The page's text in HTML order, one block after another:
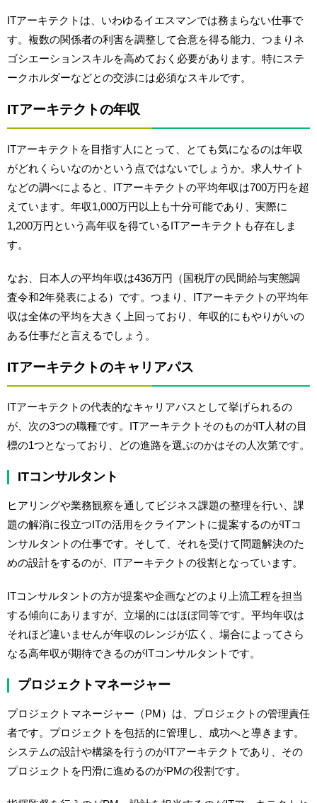
ITアーキテクトは、いわゆるイエスマンでは務まらない仕事で
す。複数の関係者の利害を調整して合意を得る能力、つまりネ
ゴシエーションスキルを高めておく必要があります。特にステ
ークホルダーなどとの交渉には必須なスキルです。
ITアーキテクトの年収
ITアーキテクトを目指す人にとって、とても気になるのは年収
がどれくらいなのかという点ではないでしょうか。求人サイト
などの調べによると、ITアーキテクトの平均年収は700万円を超
えています。年収1,000万円以上も十分可能であり、実際に
1,200万円という高年収を得ているITアーキテクトも存在しま
す。
なお、日本人の平均年収は436万円（国税庁の民間給与実態調
査令和2年発表による）です。つまり、ITアーキテクトの平均年
収は全体の平均を大きく上回っており、年収的にもやりがいの
ある仕事だと言えるでしょう。
ITアーキテクトのキャリアパス
ITアーキテクトの代表的なキャリアパスとして挙げられるの
が、次の3つの職種です。ITアーキテクトそのものがIT人材の目
標の1つとなっており、どの進路を選ぶのかはその人次第です。
ITコンサルタント
ヒアリングや業務観察を通してビジネス課題の整理を行い、課
題の解消に役立つITの活用をクライアントに提案するのがITコ
ンサルタントの仕事です。そして、それを受けて問題解決のた
めの設計をするのが、ITアーキテクトの役割となっています。
ITコンサルタントの方が提案や企画などのより上流工程を担当
する傾向にありますが、立場的にはほぼ同等です。平均年収は
それほど違いませんが年収のレンジが広く、場合によってさら
なる高年収が期待できるのがITコンサルタントです。
プロジェクトマネージャー
プロジェクトマネージャー（PM）は、プロジェクトの管理責任
者です。プロジェクトを包括的に管理し、成功へと導きます。
システムの設計や構築を行うのがITアーキテクトであり、その
プロジェクトを円滑に進めるのがPMの役割です。